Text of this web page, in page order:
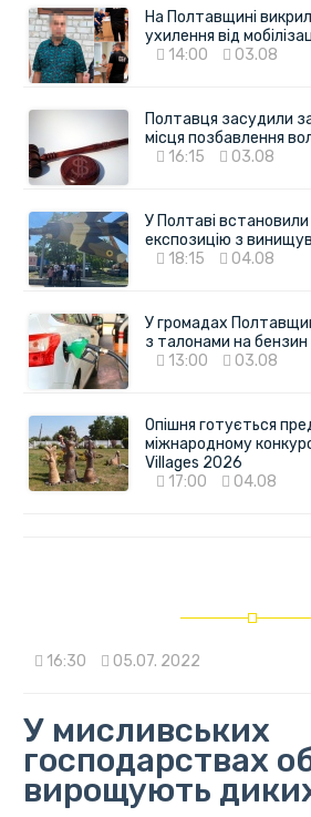
На Полтавщині
ухилення від
14:00
03.08
Полтавця засудили
місця позбавлення
16:15
03.08
У Полтаві
експозицію з
18:15
04.08
У громадах
з талонами на бензин
13:00
03.08
Опішня готується
міжнародному
Villages 2026
17:00
04.08
16:30 05.07. 2022
У мисливських
господарствах
вирощують